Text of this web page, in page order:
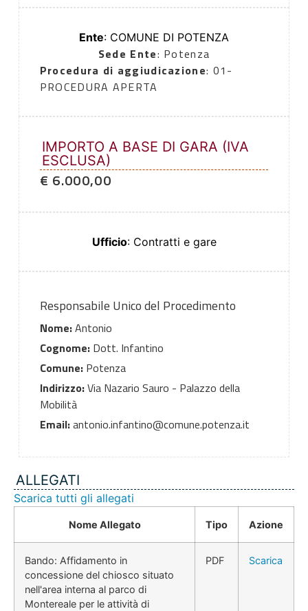
Ente: COMUNE DI POTENZA
Sede Ente: Potenza
Procedura di aggiudicazione: 01-
PROCEDURA APERTA
IMPORTO A BASE DI GARA (IVA
ESCLUSA)
€ 6.000,00
Ufficio: Contratti e gare
Responsabile Unico del Procedimento
Nome:Antonio
Cognome:Dott. Infantino
Comune:Potenza
Indirizzo:Via Nazario Sauro - Palazzo della
Mobilità
Email:antonio.infantino@comune.potenza.it
ALLEGATI
Scarica tutti gli allegati
Nome Allegato Tipo Azione
Bando: Affidamento in
concessione del chiosco situato
nell'area interna al parco di
Montereale per le attività di
PDF Scarica